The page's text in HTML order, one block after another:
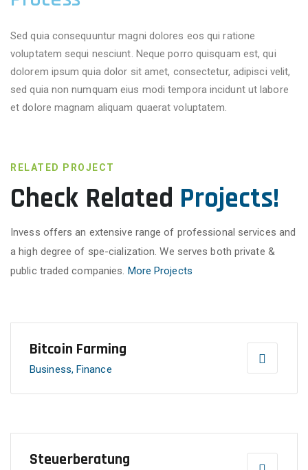
Sed quia consequuntur magni dolores eos qui ratione
voluptatem sequi nesciunt. Neque porro quisquam est, qui
dolorem ipsum quia dolor sit amet, consectetur, adipisci velit,
sed quia non numquam eius modi tempora incidunt ut labore
et dolore magnam aliquam quaerat voluptatem.
RELATED PROJECT
Check Related Projects!
Invess offers an extensive range of professional services and
a high degree of spe-cialization. We serves both private &
public traded companies. More Projects
Bitcoin Farming
Business, Finance
Steuerberatung